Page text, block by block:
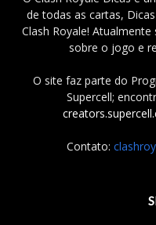
de todas as cartas,
Clash Royale!
sobre o jogo e
O site faz parte do
Supercell;
Contato: